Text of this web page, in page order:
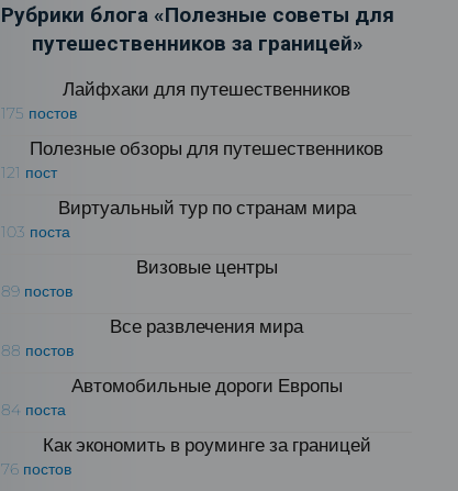
Рубрики блога «Полезные советы для
путешественников за границей»
Лайфхаки для путешественников
175 постов
Полезные обзоры для путешественников
121 пост
Виртуальный тур по странам мира
103 поста
Визовые центры
89 постов
Все развлечения мира
88 постов
Автомобильные дороги Европы
84 поста
Как экономить в роуминге за границей
76 постов